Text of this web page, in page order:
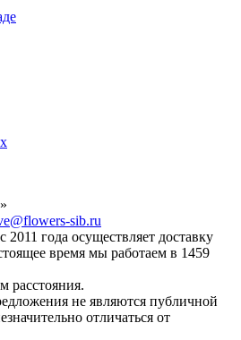
»
sib.ru
года осуществляет доставку
время мы работаем в 1459
расстояния.
не являются публичной
отличаться от